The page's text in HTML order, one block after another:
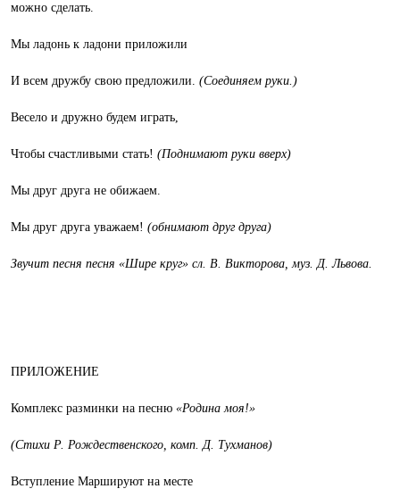
можно сделать.
Мы ладонь к ладони приложили
И всем дружбу свою предложили. (Соединяем руки.)
Весело и дружно будем играть,
Чтобы счастливыми стать! (Поднимают руки вверх)
Мы друг друга не обижаем.
Мы друг друга уважаем! (обнимают друг друга)
Звучит песня песня «Шире круг» сл. В. Викторова, муз. Д. Львова.
ПРИЛОЖЕНИЕ
Комплекс разминки на песню «Родина моя!»
(Стихи Р. Рождественского, комп. Д. Тухманов)
Вступление Маршируют на месте